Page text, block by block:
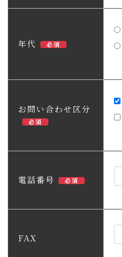
年代 必須
お問い合わせ区分
必須
電話番号 必須
FAX